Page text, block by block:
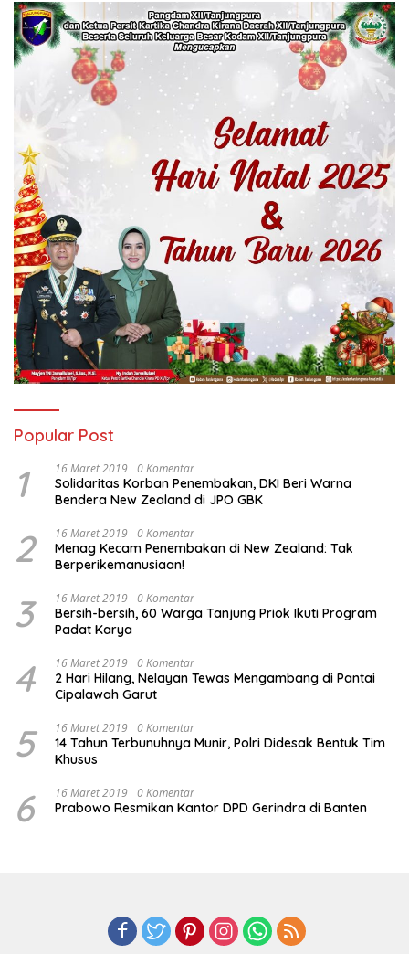
Popular Post
1 16 Maret 2019 0 Komentar
Solidaritas Korban Penembakan, DKI Beri Warna
Bendera New Zealand di JPO GBK
2 16 Maret 2019 0 Komentar
Menag Kecam Penembakan di New Zealand: Tak
Berperikemanusiaan!
3 16 Maret 2019 0 Komentar
Bersih-bersih, 60 Warga Tanjung Priok Ikuti Program
Padat Karya
4 16 Maret 2019 0 Komentar
2 Hari Hilang, Nelayan Tewas Mengambang di Pantai
Cipalawah Garut
5 16 Maret 2019 0 Komentar
14 Tahun Terbunuhnya Munir, Polri Didesak Bentuk Tim
Khusus
6 16 Maret 2019 0 Komentar
Prabowo Resmikan Kantor DPD Gerindra di Banten